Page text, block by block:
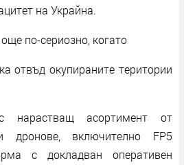
на Украйна.
по-сериозно, когато
отвъд окупираните територии
нарастващ асортимент от
дронове, включително FP5
с докладван оперативен